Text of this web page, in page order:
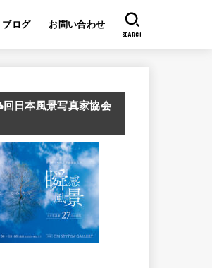
ブログ お問い合わせ
SEARCH
回日本風景写真家協会